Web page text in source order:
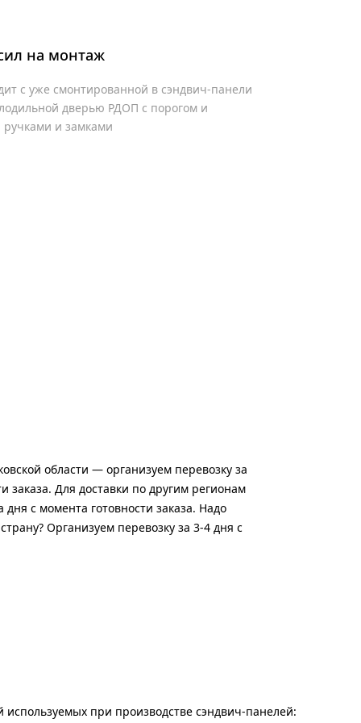
на монтаж
с уже смонтированной в сэндвич-панели
дверью РДОП с порогом и
и замками
области — организуем перевозку за
заказа. Для доставки по другим регионам
с момента готовности заказа. Надо
Организуем перевозку за 3-4 дня с
при производстве сэндвич-панелей: